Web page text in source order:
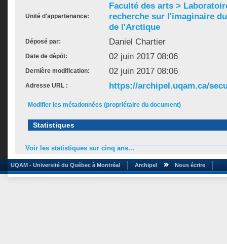
Unité d'appartenance:
Faculté des arts >
recherche sur l'imaginaire
de l'Arctique
Déposé par: Daniel Chartier
Date de dépôt: 02 juin 2017 08:06
Dernière modification: 02 juin 2017 08:06
Adresse URL : https://archipel.uqam.ca/
Modifier les métadonnées (propriétaire du document)
Statistiques
Voir les statistiques sur cinq ans...
UQAM - Université du Québec à Montréal Archipel Nous écrire